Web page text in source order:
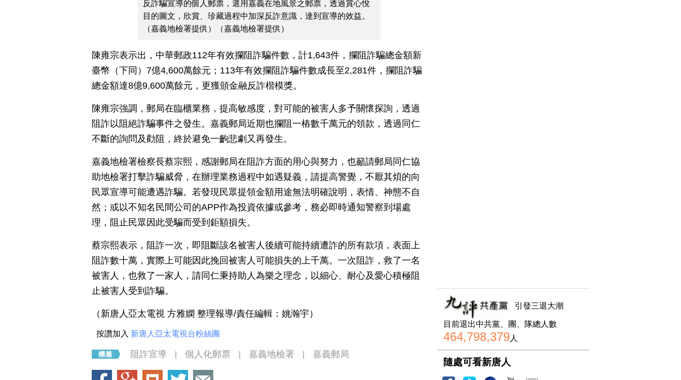
反詐騙宣導的個人郵票，選用嘉義在地風景之郵票，透過賞心悅
目的圖文，欣賞、珍藏過程中加深反詐意識，達到宣導的效益。
（嘉義地檢署提供）（嘉義地檢署提供）
陳雍宗表示出，中華郵政112年有效攔阻詐騙件數，計1,643件，攔阻詐騙總金額新
臺幣（下同）7億4,600萬餘元；113年有效攔阻詐騙件數成長至2,281件，攔阻詐騙
總金額達8億9,600萬餘元，更獲頒金融反詐楷模獎。
陳雍宗強調，郵局在臨櫃業務，提高敏感度，對可能的被害人多予關懷探詢，透過
阻詐以阻絕詐騙事件之發生。嘉義郵局近期也攔阻一樁數千萬元的領款，透過同仁
不斷的詢問及勸阻，終於避免一齣悲劇又再發生。
嘉義地檢署檢察長蔡宗熙，感謝郵局在阻詐方面的用心與努力，也籲請郵局同仁協
助地檢署打擊詐騙威脅，在辦理業務過程中如遇疑義，請提高警覺，不厭其煩的向
民眾宣導可能遭遇詐騙。若發現民眾提領金額用途無法明確說明，表情、神態不自
然；或以不知名民間公司的APP作為投資依據或參考，務必即時通知警察到場處
理，阻止民眾因此受騙而受到鉅額損失。
蔡宗熙表示，阻詐一次，即阻斷該名被害人後續可能持續遭詐的所有款項，表面上
阻詐數十萬，實際上可能因此挽回被害人可能損失的上千萬。一次阻詐，救了一名
被害人，也救了一家人，請同仁秉持助人為樂之理念，以細心、耐心及愛心積極阻
止被害人受到詐騙。
（新唐人亞太電視 方雅嫻 整理報導/責任編輯：姚瀚宇）
按讚加入 新唐人亞太電視台粉絲團
阻詐宣導 個人化郵票 嘉義地檢署 嘉義郵局
引發三退大潮
目前退出中共黨、團、隊總人數
464,798,379人
隨處可看新唐人